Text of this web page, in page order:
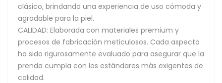
clásico, brindando una experiencia de uso cómoda y
agradable para la piel.
CALIDAD: Elaborada con materiales premium y
procesos de fabricación meticulosos. Cada aspecto
ha sido rigurosamente evaluado para asegurar que la
prenda cumpla con los estándares más exigentes de
calidad.